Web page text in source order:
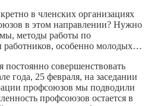
в членских организациях
в этом направлении? Нужно
методы работы по
особенно молодых…
совершенствовать
года, 25 февраля, на заседании
профсоюзов мы подводили
профсоюзов остается в